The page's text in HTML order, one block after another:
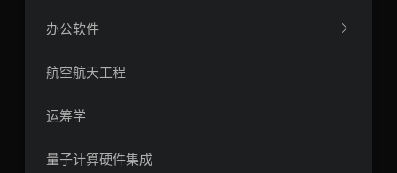
办公软件
航空航天工程
运筹学
量子计算硬件集成